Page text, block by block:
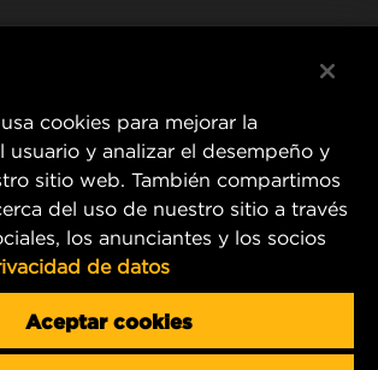
Service Email:
hummel.com
cookies para mejorar la
usuario y analizar el desempeño y
sitio web. También compartimos
del uso de nuestro sitio a través
los anunciantes y los socios
de datos
Aceptar cookies